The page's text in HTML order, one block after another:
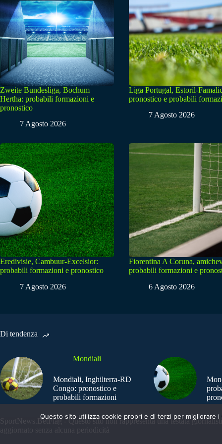
Zweite Bundesliga, Bochum
Hertha: probabili formazioni e
pronostico
7 Agosto 2026
Liga Portugal, Estoril-
pronostico e probabili
7 Agosto 2026
Eredivisie, Cambuur-Excelsior:
probabili formazioni e pronostico
7 Agosto 2026
Fiorentina A Coruna,
probabili formazioni e
6 Agosto 2026
Di tendenza
Mondiali
Mondiali, Inghilterra-RD
Congo: pronostico e
probabili formazioni
SportNews.BetFlag - Questo sito non rappresenta una testata
aggiornato senza alcuna periodicità
Questo sito utilizza cookie propri e di terzi per migliorare